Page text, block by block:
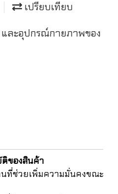
เปรียบเทียบ
และอุปกรณ์กายภาพของ
ของสินค้า
ที่ช่วยเพิ่มความมั่นคงขณะ